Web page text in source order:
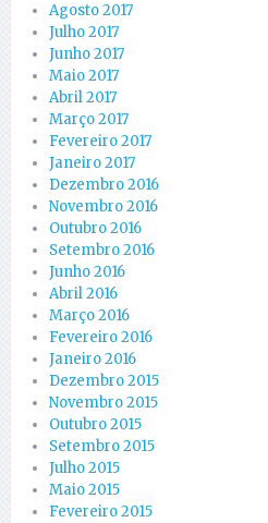
Agosto 2017
Julho 2017
Junho 2017
Maio 2017
Abril 2017
Março 2017
Fevereiro 2017
Janeiro 2017
Dezembro 2016
Novembro 2016
Outubro 2016
Setembro 2016
Junho 2016
Abril 2016
Março 2016
Fevereiro 2016
Janeiro 2016
Dezembro 2015
Novembro 2015
Outubro 2015
Setembro 2015
Julho 2015
Maio 2015
Fevereiro 2015